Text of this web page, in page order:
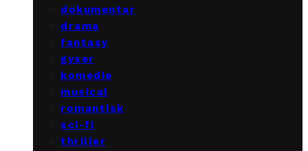
dokumentar
drama
fantasy
gyser
komedie
musical
romantisk
sci-fi
thriller